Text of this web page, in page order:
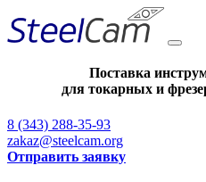
Поставка
для токарных и
8 (343) 288-35-93
zakaz@steelcam.org
Отправить заявку